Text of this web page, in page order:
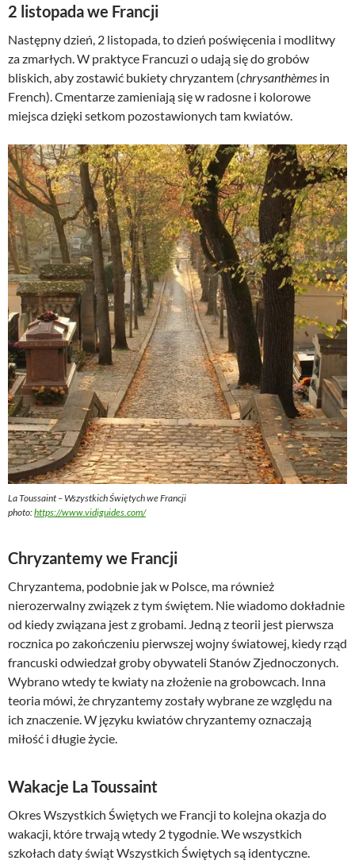
2 listopada we Francji
Następny dzień, 2 listopada, to dzień poświęcenia i modlitwy
za zmarłych. W praktyce Francuzi o udają się do grobów
bliskich, aby zostawić bukiety chryzantem (chrysanthèmes in
French). Cmentarze zamieniają się w radosne i kolorowe
miejsca dzięki setkom pozostawionych tam kwiatów.
La Toussaint – Wszystkich Świętych we Francji
photo:https://www.vidiguides.com/
Chryzantemy we Francji
Chryzantema, podobnie jak w Polsce, ma również
nierozerwalny związek z tym świętem. Nie wiadomo dokładnie
od kiedy związana jest z grobami. Jedną z teorii jest pierwsza
rocznica po zakończeniu pierwszej wojny światowej, kiedy rząd
francuski odwiedzał groby obywateli Stanów Zjednoczonych.
Wybrano wtedy te kwiaty na złożenie na grobowcach. Inna
teoria mówi, że chryzantemy zostały wybrane ze względu na
ich znaczenie. W języku kwiatów chryzantemy oznaczają
miłość i długie życie.
Wakacje La Toussaint
Okres Wszystkich Świętych we Francji to kolejna okazja do
wakacji, które trwają wtedy 2 tygodnie. We wszystkich
szkołach daty świąt Wszystkich Świętych są identyczne.